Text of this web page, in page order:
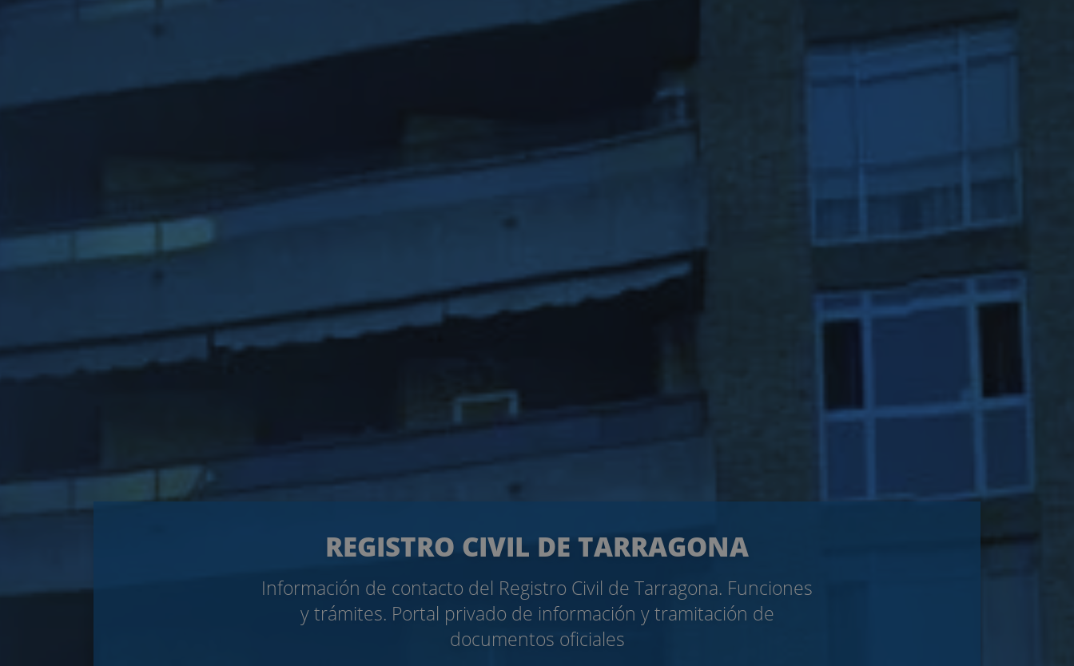
REGISTRO CIVIL DE TARRAGONA
Información de contacto del Registro Civil de Tarragona. Funciones
y trámites. Portal privado de información y tramitación de
documentos oficiales